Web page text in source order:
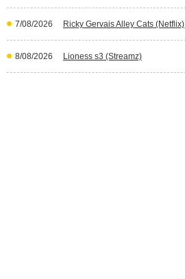
7/08/2026 Ricky Gervais Alley Cats (Netflix)
8/08/2026 Lioness s3 (Streamz)